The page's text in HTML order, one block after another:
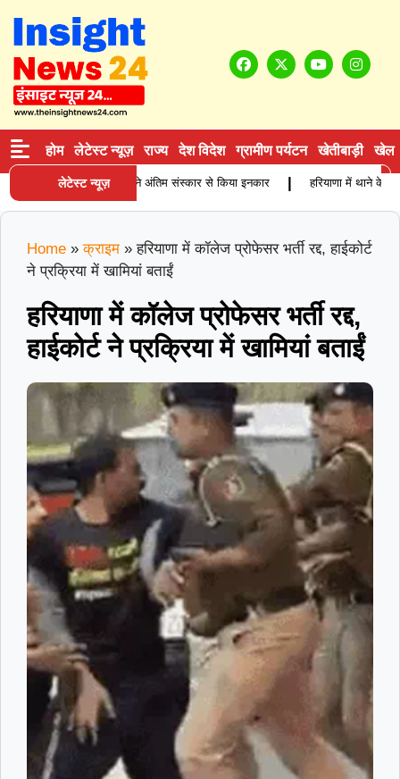
होम लेटेस्ट न्यूज़ राज्य देश विदेश ग्रामीण पर्यटन खेतीबाड़ी खेल
लेटेस्ट न्यूज़
कारोबारी की मौत, बेटियों ने अंतिम संस्कार से किया इनकार | हरियाणा में थाने के
Home » क्राइम »हरियाणा में कॉलेज प्रोफेसर भर्ती रद्द, हाईकोर्ट
ने प्रक्रिया में खामियां बताईं
हरियाणा में कॉलेज प्रोफेसर भर्ती रद्द,
हाईकोर्ट ने प्रक्रिया में खामियां बताईं